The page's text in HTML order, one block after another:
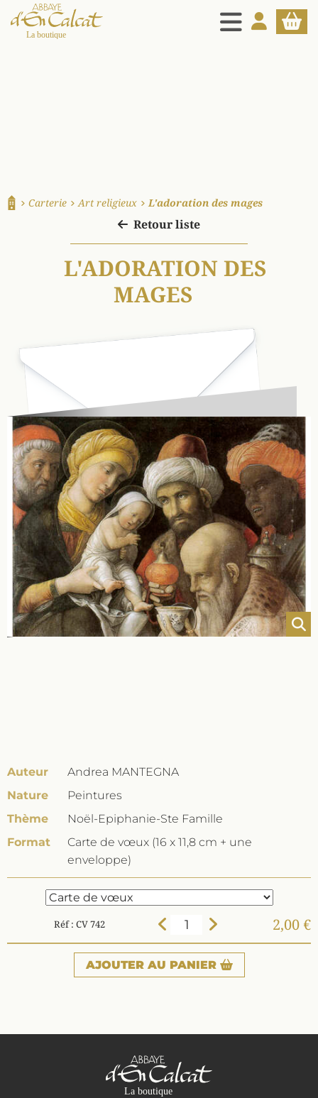
MENU
MON PANIER
Carterie Art religieux L'adoration des mages
Retour liste
L'ADORATION DES
MAGES
Auteur
Andrea MANTEGNA
Nature
Peintures
Thème
Noël-Epiphanie-Ste Famille
Format
Carte de vœux (16 x 11,8 cm + une
enveloppe)
Réf : CV 742 2,00 €
AJOUTER AU PANIER